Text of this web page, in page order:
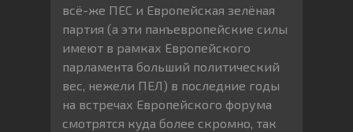
всё-же ПЕС и Европейская зелёная
партия (а эти панъевропейские силы
имеют в рамках Европейского
парламента больший политический
вес, нежели ПЕЛ) в последние годы
на встречах Европейского форума
смотрятся куда более скромно, так